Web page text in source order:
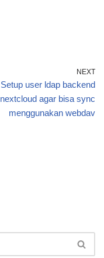
NEXT
Setup user ldap backend
nextcloud agar bisa sync
menggunakan webdav